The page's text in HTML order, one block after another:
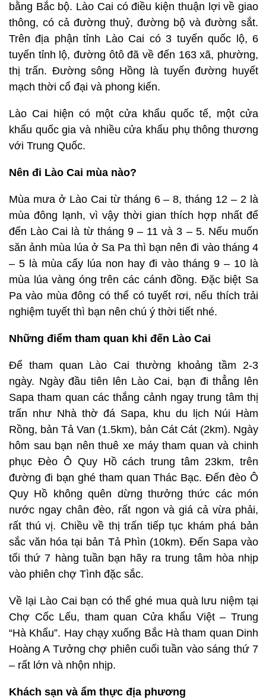
bằng Bắc bộ. Lào Cai có điều kiện thuận lợi về giao
thông, có cả đường thuỷ, đường bộ và đường sắt.
Trên địa phận tỉnh Lào Cai có 3 tuyến quốc lộ, 6
tuyến tỉnh lộ, đường ôtô đã về đến 163 xã, phường,
thị trấn. Đường sông Hồng là tuyến đường huyết
mạch thời cổ đại và phong kiến.
Lào Cai hiện có một cửa khẩu quốc tế, một cửa
khẩu quốc gia và nhiều cửa khẩu phụ thông thương
với Trung Quốc.
Nên đi Lào Cai mùa nào?
Mùa mưa ở Lào Cai từ tháng 6 – 8, tháng 12 – 2 là
mùa đông lạnh, vì vậy thời gian thích hợp nhất để
đến Lào Cai là từ tháng 9 – 11 và 3 – 5. Nếu muốn
săn ảnh mùa lúa ở Sa Pa thì bạn nên đi vào tháng 4
– 5 là mùa cấy lúa non hay đi vào tháng 9 – 10 là
mùa lúa vàng óng trên các cánh đồng. Đặc biệt Sa
Pa vào mùa đông có thể có tuyết rơi, nếu thích trải
nghiệm tuyết thì bạn nên chú ý thời tiết nhé.
Những điểm tham quan khi đến Lào Cai
Để tham quan Lào Cai thường khoảng tầm 2-3
ngày. Ngày đầu tiên lên Lào Cai, bạn đi thẳng lên
Sapa tham quan các thắng cảnh ngay trung tâm thị
trấn như Nhà thờ đá Sapa, khu du lịch Núi Hàm
Rồng, bản Tả Van (1.5km), bản Cát Cát (2km). Ngày
hôm sau bạn nên thuê xe máy tham quan và chinh
phục Đèo Ô Quy Hồ cách trung tâm 23km, trên
đường đi bạn ghé tham quan Thác Bạc. Đến đèo Ô
Quy Hồ không quên dừng thưởng thức các món
nước ngay chân đèo, rất ngon và giá cả vừa phải,
rất thú vị. Chiều về thị trấn tiếp tục khám phá bản
sắc văn hóa tại bản Tả Phìn (10km). Đến Sapa vào
tối thứ 7 hàng tuần bạn hãy ra trung tâm hòa nhịp
vào phiên chợ Tình đặc sắc.
Về lại Lào Cai bạn có thể ghé mua quà lưu niệm tại
Chợ Cốc Lếu, tham quan Cửa khẩu Việt – Trung
“Hà Khẩu”. Hay chạy xuống Bắc Hà tham quan Dinh
Hoàng A Tưởng chợ phiên cuối tuần vào sáng thứ 7
– rất lớn và nhộn nhịp.
Khách sạn và ẩm thực địa phương